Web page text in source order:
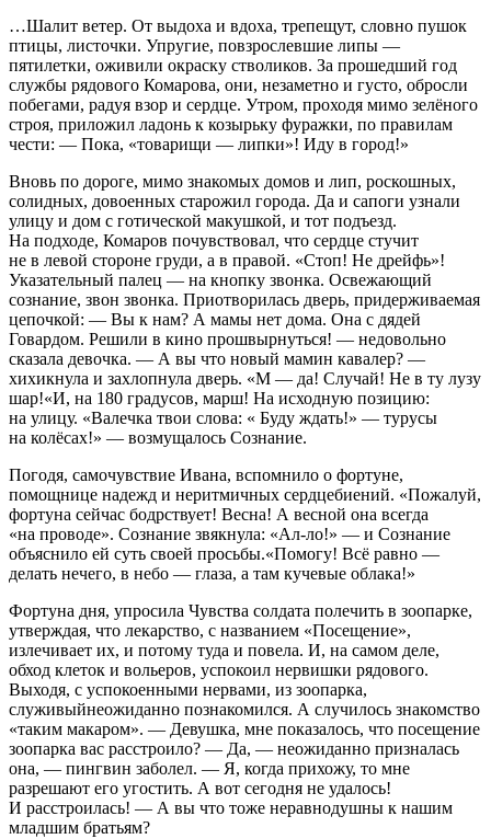
…Шалит ветер. От выдоха и вдоха, трепещут, словно пушок
птицы, листочки. Упругие, повзрослевшие липы —
пятилетки, оживили окраску стволиков. За прошедший год
службы рядового Комарова, они, незаметно и густо, обросли
побегами, радуя взор и сердце. Утром, проходя мимо зелёного
строя, приложил ладонь к козырьку фуражки, по правилам
чести: — Пока, «товарищи — липки»! Иду в город!»
Вновь по дороге, мимо знакомых домов и лип, роскошных,
солидных, довоенных старожил города. Да и сапоги узнали
улицу и дом с готической макушкой, и тот подъезд.
На подходе, Комаров почувствовал, что сердце стучит
не в левой стороне груди, а в правой. «Стоп! Не дрейфь»!
Указательный палец — на кнопку звонка. Освежающий
сознание, звон звонка. Приотворилась дверь, придерживаемая
цепочкой: — Вы к нам? А мамы нет дома. Она с дядей
Говардом. Решили в кино прошвырнуться! — недовольно
сказала девочка. — А вы что новый мамин кавалер? —
хихикнула и захлопнула дверь. «М — да! Случай! Не в ту лузу
шар!«И, на 180 градусов, марш! На исходную позицию:
на улицу. «Валечка твои слова: « Буду ждать!» — турусы
на колёсах!» — возмущалось Сознание.
Погодя, самочувствие Ивана, вспомнило о фортуне,
помощнице надежд и неритмичных сердцебиений. «Пожалуй,
фортуна сейчас бодрствует! Весна! А весной она всегда
«на проводе». Сознание звякнула: «Ал-ло!» — и Сознание
объяснило ей суть своей просьбы.«Помогу! Всё равно —
делать нечего, в небо — глаза, а там кучевые облака!»
Фортуна дня, упросила Чувства солдата полечить в зоопарке,
утверждая, что лекарство, с названием «Посещение»,
излечивает их, и потому туда и повела. И, на самом деле,
обход клеток и вольеров, успокоил нервишки рядового.
Выходя, с успокоенными нервами, из зоопарка,
служивыйнеожиданно познакомился. А случилось знакомство
«таким макаром». — Девушка, мне показалось, что посещение
зоопарка вас расстроило? — Да, — неожиданно призналась
она, — пингвин заболел. — Я, когда прихожу, то мне
разрешают его угостить. А вот сегодня не удалось!
И расстроилась! — А вы что тоже неравнодушны к нашим
младшим братьям?